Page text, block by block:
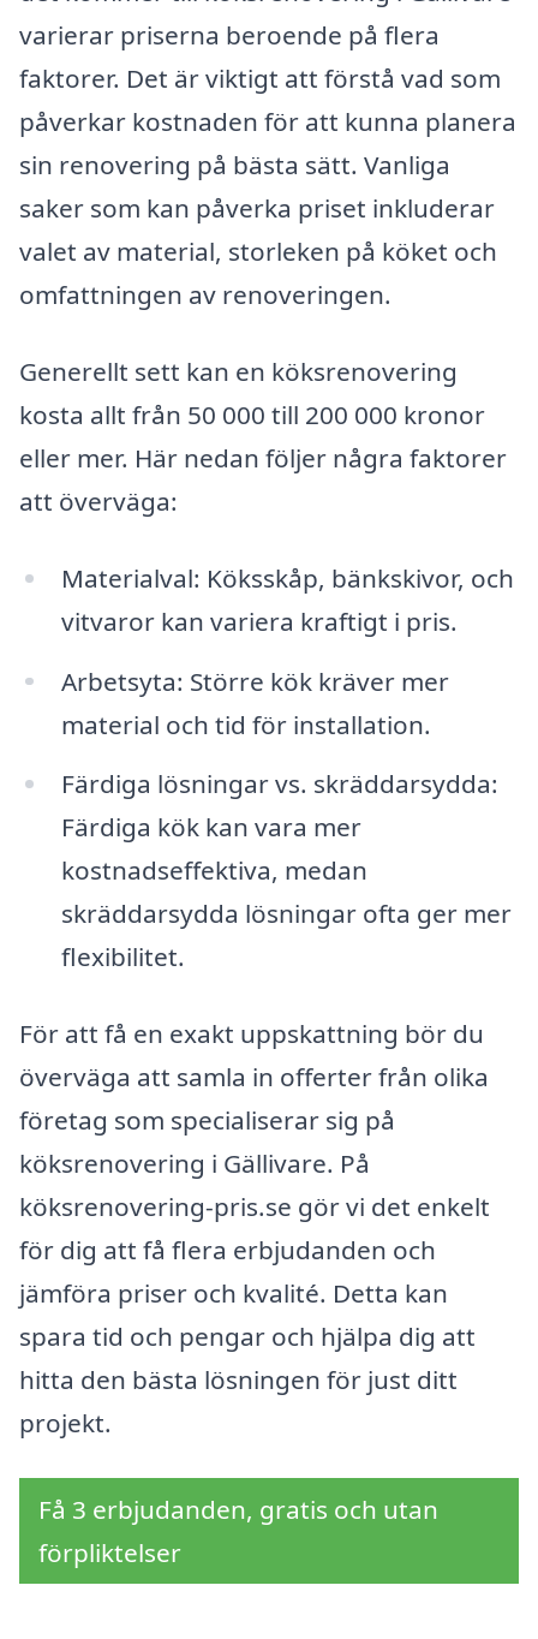
varierar priserna beroende på flera
faktorer. Det är viktigt att förstå vad som
påverkar kostnaden för att kunna planera
sin renovering på bästa sätt. Vanliga
saker som kan påverka priset inkluderar
valet av material, storleken på köket och
omfattningen av renoveringen.
Generellt sett kan en köksrenovering
kosta allt från 50 000 till 200 000 kronor
eller mer. Här nedan följer några faktorer
att överväga:
Materialval: Köksskåp, bänkskivor, och
vitvaror kan variera kraftigt i pris.
Arbetsyta: Större kök kräver mer
material och tid för installation.
Färdiga lösningar vs. skräddarsydda:
Färdiga kök kan vara mer
kostnadseffektiva, medan
skräddarsydda lösningar ofta ger mer
flexibilitet.
För att få en exakt uppskattning bör du
överväga att samla in offerter från olika
företag som specialiserar sig på
köksrenovering i Gällivare. På
köksrenovering-pris.se gör vi det enkelt
för dig att få flera erbjudanden och
jämföra priser och kvalité. Detta kan
spara tid och pengar och hjälpa dig att
hitta den bästa lösningen för just ditt
projekt.
Få 3 erbjudanden, gratis och utan
förpliktelser